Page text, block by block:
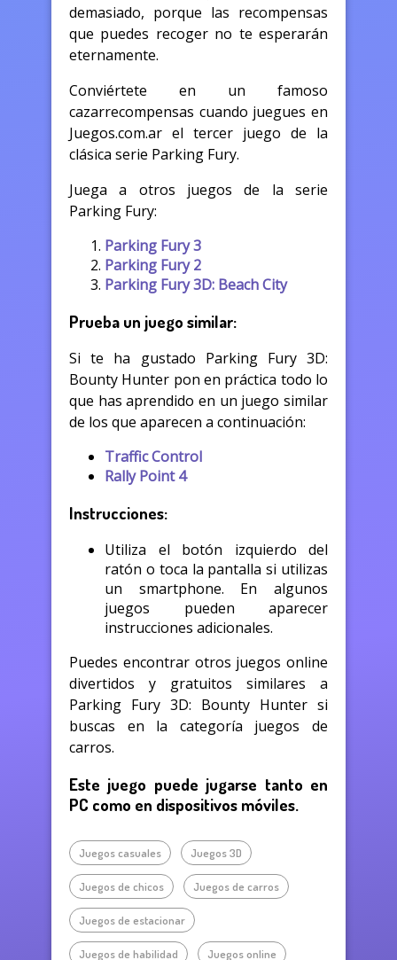
demasiado, porque las recompensas
que puedes recoger no te esperarán
eternamente.
Conviértete en un famoso
cazarrecompensas cuando juegues en
Juegos.com.ar el tercer juego de la
clásica serie Parking Fury.
Juega a otros juegos de la serie
Parking Fury:
Parking Fury 3
Parking Fury 2
Parking Fury 3D: Beach City
Prueba un juego similar:
Si te ha gustado Parking Fury 3D:
Bounty Hunter pon en práctica todo lo
que has aprendido en un juego similar
de los que aparecen a continuación:
Traffic Control
Rally Point 4
Instrucciones:
Utiliza el botón izquierdo del
ratón o toca la pantalla si utilizas
un smartphone. En algunos
juegos pueden aparecer
instrucciones adicionales.
Puedes encontrar otros juegos online
divertidos y gratuitos similares a
Parking Fury 3D: Bounty Hunter si
buscas en la categoría juegos de
carros.
Este juego puede jugarse tanto en
PC como en dispositivos móviles.
Juegos casuales Juegos 3D
Juegos de chicos Juegos de carros
Juegos de estacionar
Juegos de habilidad Juegos online